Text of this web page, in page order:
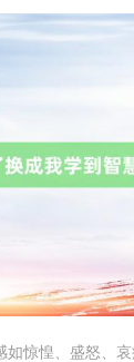
如惊惶、盛怒、